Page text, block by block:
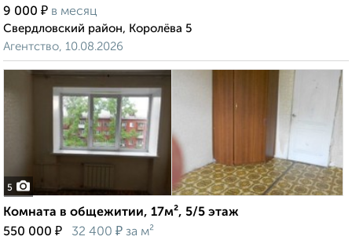
9 000 ₽ в месяц
Свердловский район, Королёва 5
Агентство, 10.08.2026
5
Комната в общежитии, 17м², 5/5 этаж
550 000 ₽ 32 400 ₽ за м²